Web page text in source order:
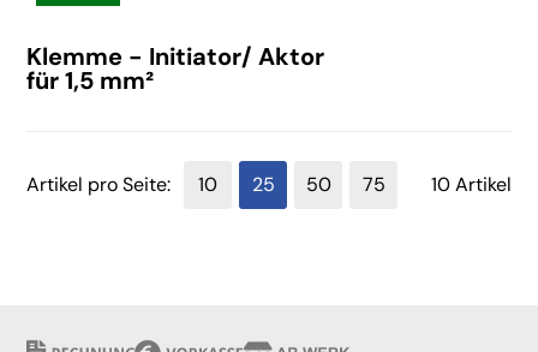
Klemme - Initiator/ Aktor
für 1,5 mm²
10 Artikel
Artikel pro Seite: 10 25 50 75